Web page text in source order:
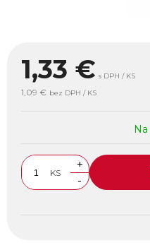
1,33 € s DPH / KS
1,09 € bez DPH / KS
KS
+
-